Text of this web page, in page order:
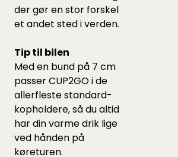
der gør en stor forskel
et andet sted i verden.
Tip til bilen
Med en bund på 7 cm
passer CUP2GO i de
allerfleste standard-
kopholdere, så du altid
har din varme drik lige
ved hånden på
køreturen.